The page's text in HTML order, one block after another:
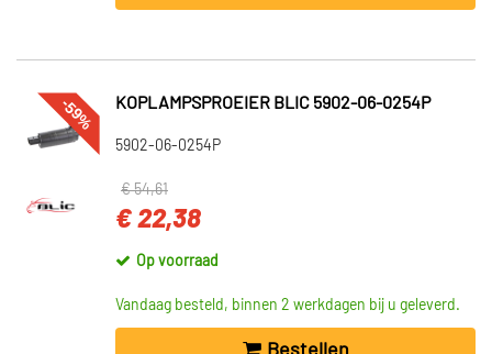
-59% KOPLAMPSPROEIER BLIC 5902-06-0254P
5902-06-0254P
€ 54,61
€ 22,38
Op voorraad
Vandaag besteld, binnen 2 werkdagen bij u geleverd.